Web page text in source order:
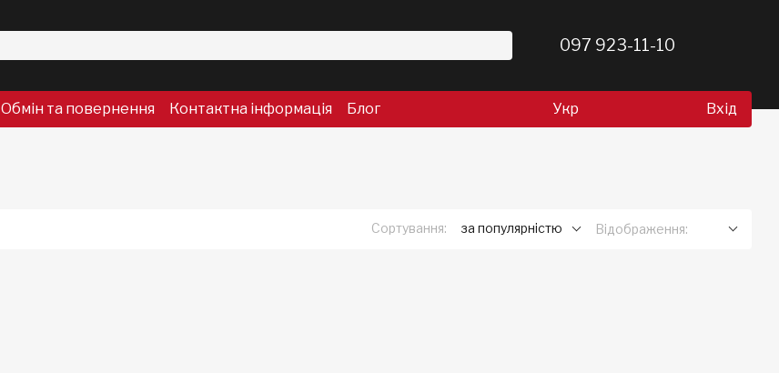
097 923-11-10
Обмін та повернення Контактна інформація Блог Укр Вхід
Сортування: за популярністю Відображення: